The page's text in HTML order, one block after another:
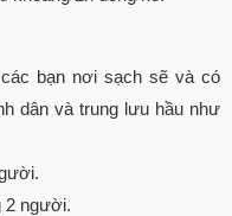
bạn nơi sạch sẽ và có
dân và trung lưu hầu như
2 người.